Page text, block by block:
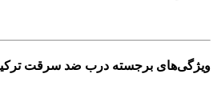
ویژگی‌های برجسته درب ضد سرقت